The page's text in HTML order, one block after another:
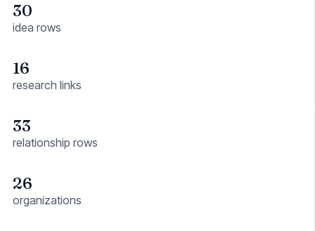
30
idea rows
16
research links
33
relationship rows
26
organizations